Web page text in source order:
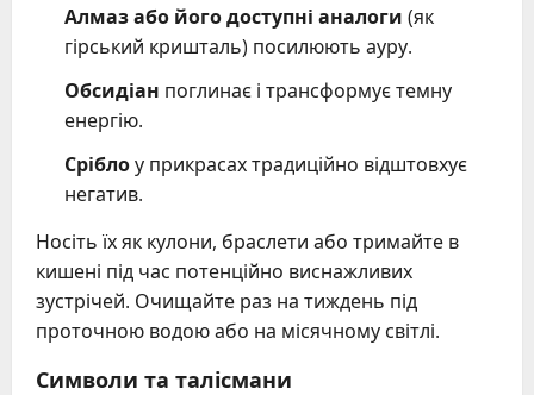
Алмаз або його доступні аналоги (як
гірський кришталь) посилюють ауру.
Обсидіан поглинає і трансформує темну
енергію.
Сріблоу прикрасах традиційно відштовхує
негатив.
Носіть їх як кулони, браслети або тримайте в
кишені під час потенційно виснажливих
зустрічей. Очищайте раз на тиждень під
проточною водою або на місячному світлі.
Символи та талісмани